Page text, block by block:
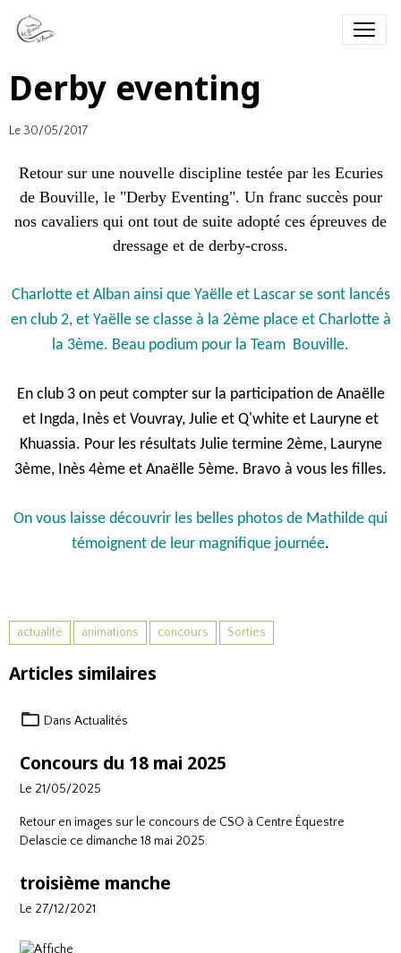
Derby eventing
Le 30/05/2017
Retour sur une nouvelle discipline testée par les Ecuries
de Bouville, le "Derby Eventing". Un franc succès pour
nos cavaliers qui ont tout de suite adopté ces épreuves de
dressage et de derby-cross.
Charlotte et Alban ainsi que Yaëlle et Lascar se sont lancés
en club 2, et Yaëlle se classe à la 2ème place et Charlotte à
la 3ème. Beau podium pour la Team Bouville.
En club 3 on peut compter sur la participation de Anaëlle
et Ingda, Inès et Vouvray, Julie et Q'white et Lauryne et
Khuassia. Pour les résultats Julie termine 2ème, Lauryne
3ème, Inès 4ème et Anaëlle 5ème. Bravo à vous les filles.
On vous laisse découvrir les belles photos de Mathilde qui
témoignent de leur magnifique journée.
actualité animations concours Sorties
Articles similaires
Dans Actualités
Concours du 18 mai 2025
Le 21/05/2025
Retour en images sur le concours de CSO à Centre Équestre
Delascie ce dimanche 18 mai 2025.
troisième manche
Le 27/12/2021